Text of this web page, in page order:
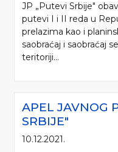
JP „Putevi Srbije"
putevi I i II reda u
prelazima kao i
saobraćaj i saobraćaj
teritoriji...
APEL JAVNOG
SRBIJE"
10.12.2021.